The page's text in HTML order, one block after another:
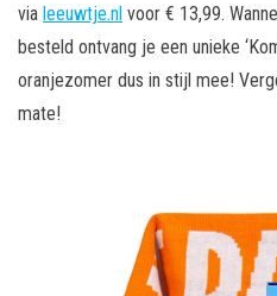
via leeuwtje.nl voor € 13,99.
besteld ontvang je een unieke
oranjezomer dus in stijl mee!
mate!